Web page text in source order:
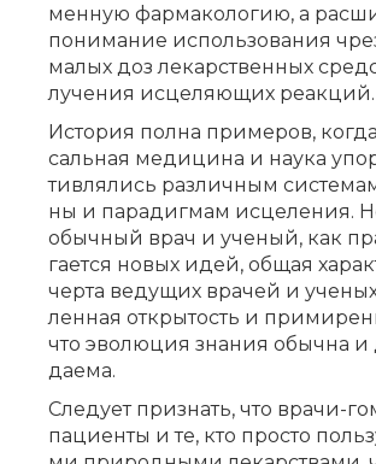
мен­ную фар­ма­ко­ло­гию, а
по­ни­ма­ние ис­поль­зо­ва­ния
ма­лых доз ле­кар­ствен­ных
лу­че­ния ис­це­ля­ю­щих ре­ак­ций.
Ис­то­рия пол­на при­ме­ров,
саль­ная ме­ди­ци­на и на­у­ка
тив­ля­лись раз­лич­ным
ны и па­ра­диг­мам ис­це­ле­ния.
обыч­ный врач и уче­ный, как
га­ет­ся но­вых идей, об­щая
чер­та ве­ду­щих вра­чей и
лен­ная от­кры­тость и
что эво­лю­ция зна­ния обыч­на
да­е­ма.
Сле­ду­ет при­знать, что вра­чи-
па­ци­ен­ты и те, кто про­сто